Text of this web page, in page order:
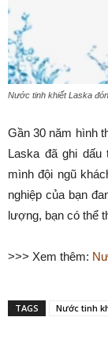
Nước tinh khiết Laska
Gần 30 năm hình
Laska đã ghi dấu
mình đội ngũ
nghiệp của bạn
lượng, bạn có thể
>>> Xem thêm:
TAGS Nước tinh